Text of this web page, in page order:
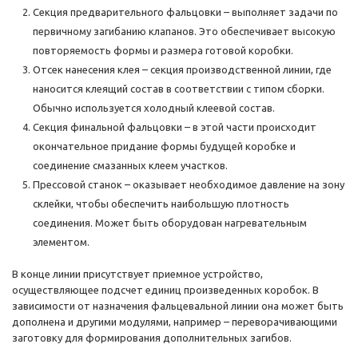
Секция предварительного фальцовки – выполняет задачи по
первичному загибанию клапанов. Это обеспечивает высокую
повторяемость формы и размера готовой коробки.
Отсек нанесения клея – секция производственной линии, где
наносится клеящий состав в соответствии с типом сборки.
Обычно используется холодный клеевой состав.
Секция финальной фальцовки – в этой части происходит
окончательное придание формы будущей коробке и
соединение смазанных клеем участков.
Прессовой станок – оказывает необходимое давление на зону
склейки, чтобы обеспечить наибольшую плотность
соединения. Может быть оборудован нагревательным
элементом.
В конце линии присутствует приемное устройство,
осуществляющее подсчет единиц произведенных коробок. В
зависимости от назначения фальцевальной линии она может быть
дополнена и другими модулями, например – переворачивающими
заготовку для формирования дополнительных загибов.